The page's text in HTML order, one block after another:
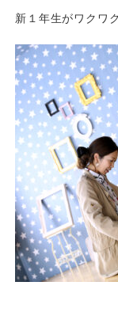
新１年生がワクワ